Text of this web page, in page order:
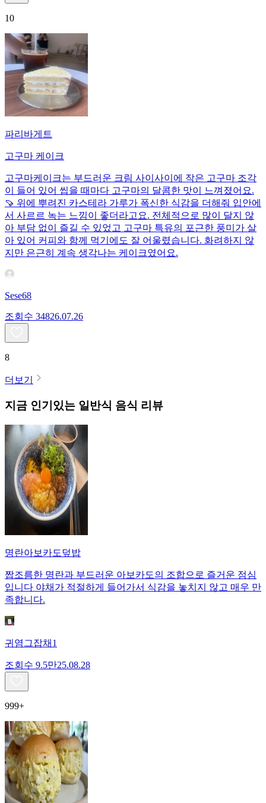
10
파리바게트
고구마 케이크
고구마케이크는 부드러운 크림 사이사이에 작은 고구마 조각
이 들어 있어 씹을 때마다 고구마의 달콤한 맛이 느껴졌어요.
🍠 위에 뿌려진 카스테라 가루가 폭신한 식감을 더해줘 입안에
서 사르르 녹는 느낌이 좋더라고요. 전체적으로 많이 달지 않
아 부담 없이 즐길 수 있었고 고구마 특유의 포근한 풍미가 살
아 있어 커피와 함께 먹기에도 잘 어울렸습니다. 화려하지 않
지만 은근히 계속 생각나는 케이크였어요.
Sese68
조회수 34826.07.26
8
더보기
지금 인기있는 일반식 음식 리뷰
명란아보카도덮밥
짭조름한 명란과 부드러운 아보카도의 조합으로 즐거운 점심
입니다 야채가 적절하게 들어가서 식감을 놓치지 않고 매우 만
족합니다.
귀염그잡채1
조회수 9.5만25.08.28
999+